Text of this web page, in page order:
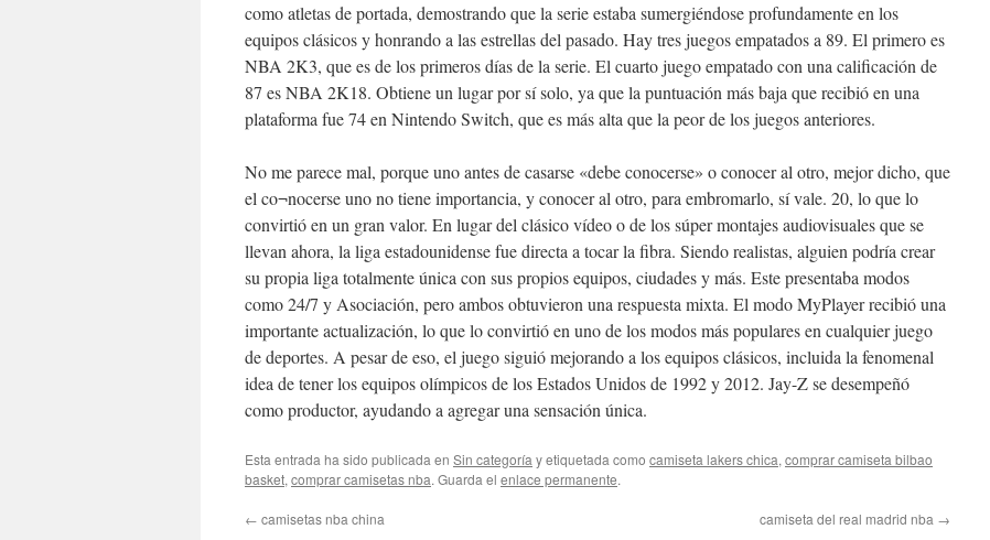
como atletas de portada, demostrando que la serie estaba sumergiéndose profundamente en los
equipos clásicos y honrando a las estrellas del pasado. Hay tres juegos empatados a 89. El primero es
NBA 2K3, que es de los primeros días de la serie. El cuarto juego empatado con una calificación de
87 es NBA 2K18. Obtiene un lugar por sí solo, ya que la puntuación más baja que recibió en una
plataforma fue 74 en Nintendo Switch, que es más alta que la peor de los juegos anteriores.
No me parece mal, porque uno antes de casarse «debe conocerse» o conocer al otro, mejor dicho, que
el co¬nocerse uno no tiene importancia, y conocer al otro, para embromarlo, sí vale. 20, lo que lo
convirtió en un gran valor. En lugar del clásico vídeo o de los súper montajes audiovisuales que se
llevan ahora, la liga estadounidense fue directa a tocar la fibra. Siendo realistas, alguien podría crear
su propia liga totalmente única con sus propios equipos, ciudades y más. Este presentaba modos
como 24/7 y Asociación, pero ambos obtuvieron una respuesta mixta. El modo MyPlayer recibió una
importante actualización, lo que lo convirtió en uno de los modos más populares en cualquier juego
de deportes. A pesar de eso, el juego siguió mejorando a los equipos clásicos, incluida la fenomenal
idea de tener los equipos olímpicos de los Estados Unidos de 1992 y 2012. Jay-Z se desempeñó
como productor, ayudando a agregar una sensación única.
Esta entrada ha sido publicada en Sin categoría y etiquetada como camiseta lakers chica, comprar camiseta bilbao
basket, comprar camisetas nba. Guarda el enlace permanente.
← camisetas nba china camiseta del real madrid nba →